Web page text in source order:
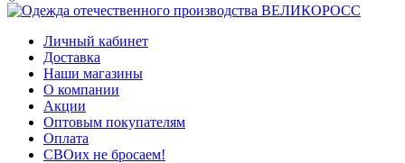
Личный кабинет
Доставка
Наши магазины
О компании
Акции
Оптовым покупателям
Оплата
СВОих не бросаем!